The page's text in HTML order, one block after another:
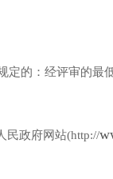
的：经评审的最
民政府网站(http://